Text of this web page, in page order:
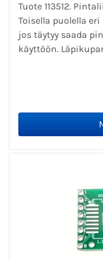
Tuote 113512.
Toisella puolella
jos täytyy saada
käyttöön.